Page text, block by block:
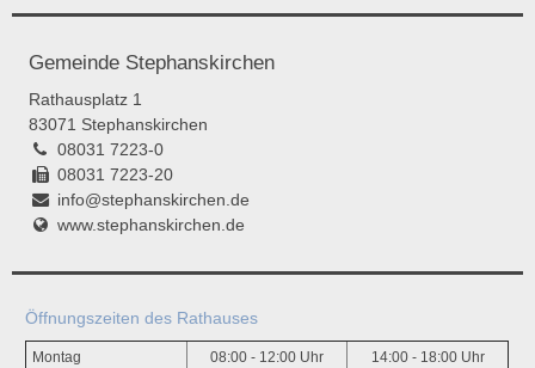
Gemeinde Stephanskirchen
Rathausplatz 1
83071 Stephanskirchen
08031 7223-0
08031 7223-20
info@stephanskirchen.de
www.stephanskirchen.de
Öffnungszeiten des Rathauses
Montag 08:00 - 12:00 Uhr 14:00 - 18:00 Uhr